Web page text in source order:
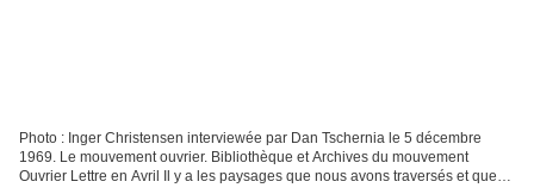
Photo : Inger Christensen interviewée par Dan Tschernia le 5 décembre
1969. Le mouvement ouvrier. Bibliothèque et Archives du mouvement
Ouvrier Lettre en Avril Il y a les paysages que nous avons traversés et que